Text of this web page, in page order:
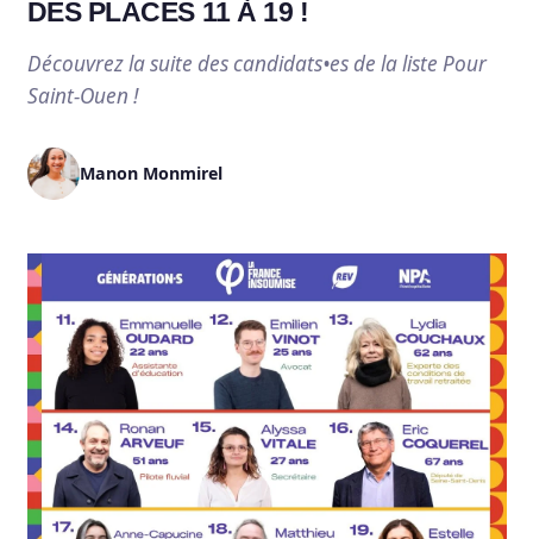
DES PLACES 11 À 19 !
Découvrez la suite des candidats•es de la liste Pour
Saint-Ouen !
Manon Monmirel